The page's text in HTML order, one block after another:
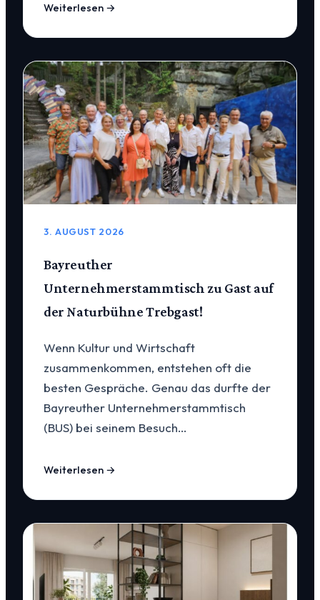
Weiterlesen →
3. AUGUST 2026
Bayreuther
Unternehmerstammtisch zu Gast auf
der Naturbühne Trebgast!
Wenn Kultur und Wirtschaft
zusammenkommen, entstehen oft die
besten Gespräche. Genau das durfte der
Bayreuther Unternehmerstammtisch
(BUS) bei seinem Besuch…
Weiterlesen →